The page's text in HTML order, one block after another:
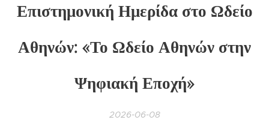
Επιστημονική Ημερίδα στο Ωδείο
Αθηνών: «Το Ωδείο Αθηνών στην
Ψηφιακή Εποχή»
2026-06-08